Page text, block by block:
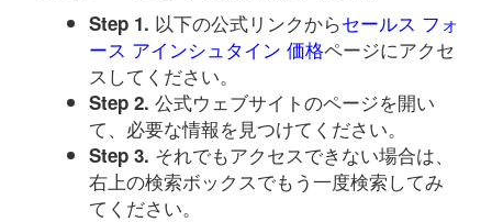
Step 1. 以下の公式リンクからセールス フォ
ース アインシュタイン 価格ページにアクセ
スしてください。
Step 2. 公式ウェブサイトのページを開い
て、必要な情報を見つけてください。
Step 3. それでもアクセスできない場合は、
右上の検索ボックスでもう一度検索してみ
てください。